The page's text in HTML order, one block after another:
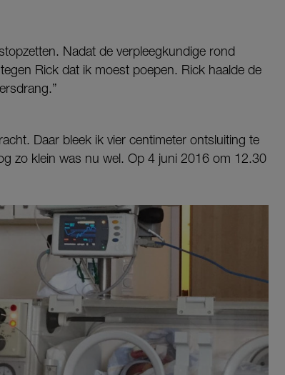
Nadat de verpleegkundige rond
Rick dat ik moest poepen. Rick haalde de
Daar bleek ik vier centimeter ontsluiting te
zo klein was nu wel. Op 4 juni 2016 om 12.30